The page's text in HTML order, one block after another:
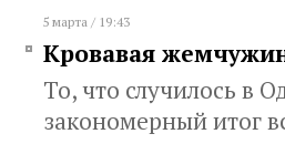
5 марта / 19:43
Кровавая
То, что случилось в
закономерный итог